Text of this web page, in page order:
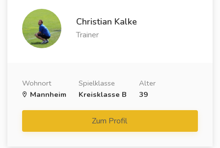
Christian Kalke
Trainer
Wohnort
Mannheim
Spielklasse
Kreisklasse B
Alter
39
Zum Profil